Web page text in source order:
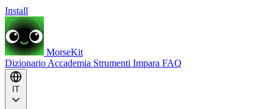
Install
MorseKit
Dizionario Accademia Strumenti Impara FAQ